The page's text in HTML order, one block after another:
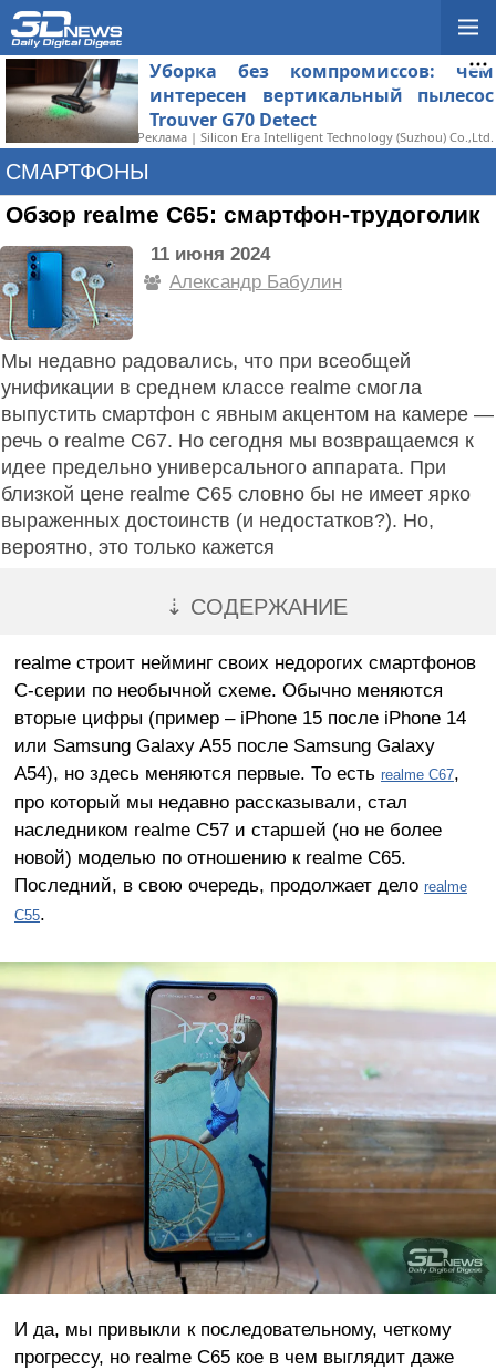
Уборка без компромиссов: чем
интересен вертикальный пылесос
Trouver G70 Detect
Реклама | Silicon Era Intelligent Technology (Suzhou) Co.,Ltd.
СМАРТФОНЫ
Обзор realme C65: смартфон-трудоголик
11 июня 2024
Александр Бабулин
Мы недавно радовались, что при всеобщей
унификации в среднем классе realme смогла
выпустить смартфон с явным акцентом на камере —
речь о realme C67. Но сегодня мы возвращаемся к
идее предельно универсального аппарата. При
близкой цене realme C65 словно бы не имеет ярко
выраженных достоинств (и недостатков?). Но,
вероятно, это только кажется
⇣ СОДЕРЖАНИЕ
realme строит нейминг своих недорогих смартфонов
C-серии по необычной схеме. Обычно меняются
вторые цифры (пример – iPhone 15 после iPhone 14
или Samsung Galaxy A55 после Samsung Galaxy
A54), но здесь меняются первые. То есть realme C67,
про который мы недавно рассказывали, стал
наследником realme C57 и старшей (но не более
новой) моделью по отношению к realme C65.
Последний, в свою очередь, продолжает дело realme
C55.
И да, мы привыкли к последовательному, четкому
прогрессу, но realme C65 кое в чем выглядит даже